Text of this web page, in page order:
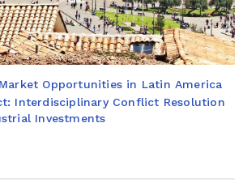
Market Opportunities in Latin America
Interdisciplinary Conflict Resolution
Investments